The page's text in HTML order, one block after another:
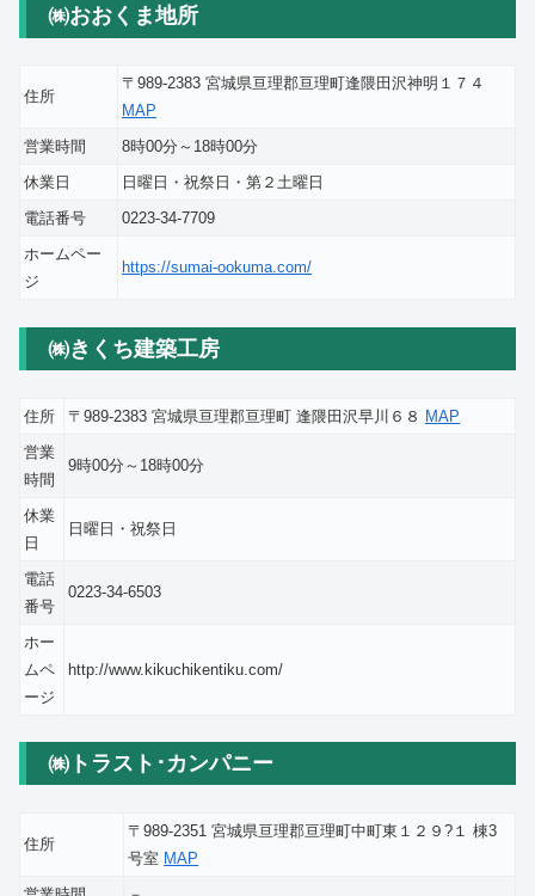
㈱おおくま地所
住所
〒989-2383 宮城県亘理郡亘理町逢隈田沢神明１７４
MAP
営業時間
8時00分～18時00分
休業日
日曜日・祝祭日・第２土曜日
電話番号
0223-34-7709
ホームペー
ジ
https://sumai-ookuma.com/
㈱きくち建築工房
住所 〒989-2383 宮城県亘理郡亘理町 逢隈田沢早川６８ MAP
営業
時間
9時00分～18時00分
休業
日
日曜日・祝祭日
電話
番号
0223-34-6503
ホー
ムペ
ージ
http://www.kikuchikentiku.com/
㈱トラスト･カンパニー
住所
〒989-2351 宮城県亘理郡亘理町中町東１２９?１ 棟3
号室 MAP